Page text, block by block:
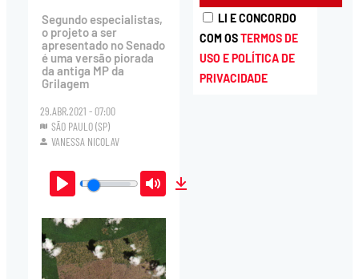
Segundo especialistas,
o projeto a ser
apresentado no Senado
é uma versão piorada
da antiga MP da
Grilagem
29.ABR.2021 - 07:00
SÃO PAULO (SP)
VANESSA NICOLAV
Play Mute
LI E CONCORDO
COM OSTERMOS DE
USO E POLÍTICA DE
PRIVACIDADE